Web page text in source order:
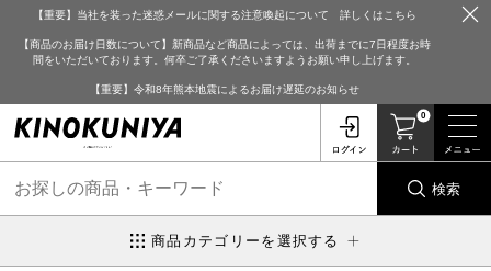
【重要】当社を装った迷惑メールに関する注意喚起について 詳しくはこちら
【商品のお届け日数について】新商品など商品によっては、出荷までに7日程度お時
間をいただいております。何卒ご了承くださいますようお願い申し上げます。
【重要】令和8年熊本地震によるお届け遅延のお知らせ
0
検索
商品カテゴリーを選択する